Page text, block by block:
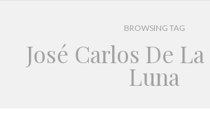
BROWSING TAG
José Carlos De
Luna